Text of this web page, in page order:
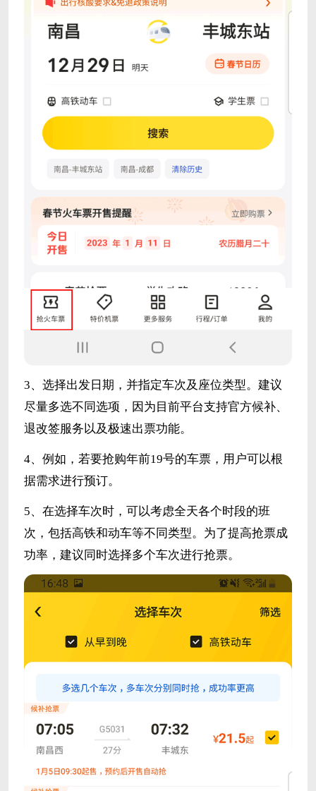
3、选择出发日期，并指定车次及座位类型。建议
尽量多选不同选项，因为目前平台支持官方候补、
退改签服务以及极速出票功能。
4、例如，若要抢购年前19号的车票，用户可以根
据需求进行预订。
5、在选择车次时，可以考虑全天各个时段的班
次，包括高铁和动车等不同类型。为了提高抢票成
功率，建议同时选择多个车次进行抢票。